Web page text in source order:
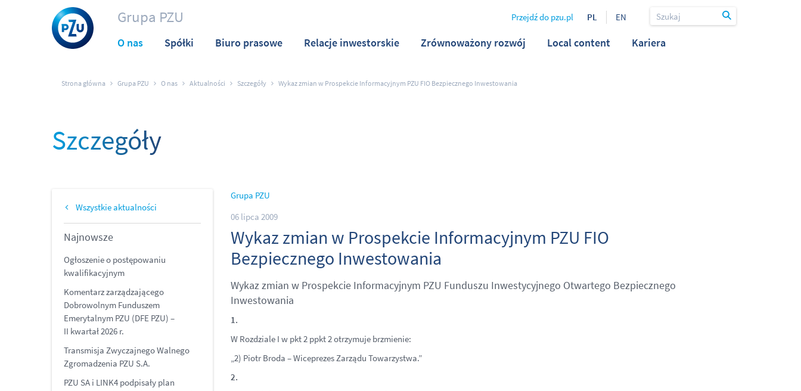
Grupa PZU
O nas Spółki Biuro prasowe Relacje inwestorskie Zrównoważony rozwój Local content Kariera
Przejdź do pzu.pl PL EN
Strona główna Grupa PZU O nas Aktualności Szczegóły Wykaz zmian w Prospekcie Informacyjnym PZU FIO Bezpiecznego Inwestowania
Szczegóły
Wszystkie aktualności
Najnowsze
Ogłoszenie o postępowaniu
kwalifikacyjnym
Komentarz zarządzającego
Dobrowolnym Funduszem
Emerytalnym PZU (DFE PZU) –
II kwartał 2026 r.
Transmisja Zwyczajnego Walnego
Zgromadzenia PZU S.A.
PZU SA i LINK4 podpisały plan
Grupa PZU
06 lipca 2009
Wykaz zmian w Prospekcie Informacyjnym PZU FIO
Bezpiecznego Inwestowania
Wykaz zmian w Prospekcie Informacyjnym PZU Funduszu Inwestycyjnego Otwartego Bezpiecznego
Inwestowania
1.
W Rozdziale I w pkt 2 ppkt 2 otrzymuje brzmienie:
„2) Piotr Broda – Wiceprezes Zarządu Towarzystwa.”
2.